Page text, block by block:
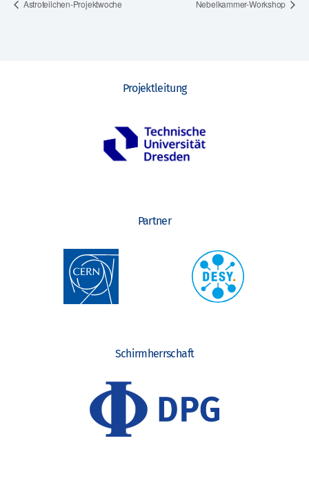
Astroteilchen-Projektwoche Nebelkammer-Workshop
Projektleitung
Partner
Schirmherrschaft